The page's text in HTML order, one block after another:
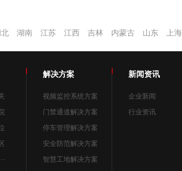
湖南 江苏 江西 吉林 内蒙古 山东 上海
解决方案
视频监控系统方案
门禁通道解决方案
停车管理解决方案
安全防范解决方案
智慧工地解决方案
新闻资讯
企业新闻
行业资讯